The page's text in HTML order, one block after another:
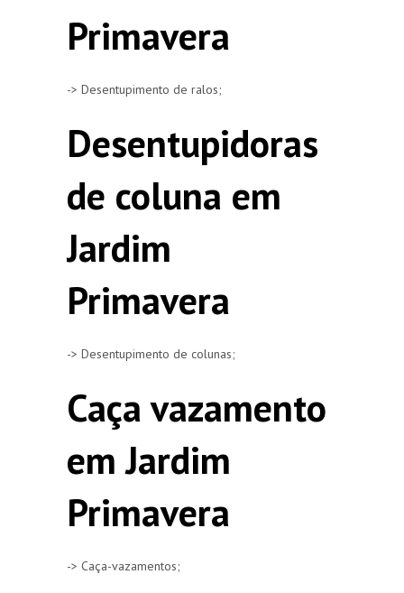
Primavera
-> Desentupimento de ralos;
Desentupidoras
de coluna em
Jardim
Primavera
-> Desentupimento de colunas;
Caça vazamento
em Jardim
Primavera
-> Caça-vazamentos;